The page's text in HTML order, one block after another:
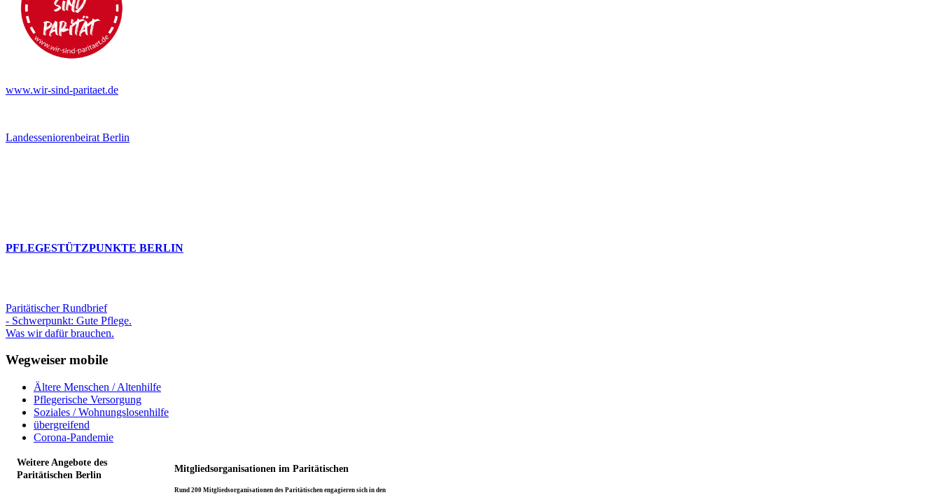
www.wir-sind-paritaet.de
Landesseniorenbeirat Berlin
PFLEGESTÜTZPUNKTE BERLIN
Paritätischer Rundbrief
- Schwerpunkt: Gute Pflege.
Was wir dafür brauchen.
Wegweiser mobile
Ältere Menschen / Altenhilfe
Pflegerische Versorgung
Soziales / Wohnungslosenhilfe
übergreifend
Corona-Pandemie
Weitere Angebote des
Paritätischen Berlin
Mitgliedsorganisationen im Paritätischen
Rund 200 Mitgliedsorganisationen des Paritätischen engagieren sich in den